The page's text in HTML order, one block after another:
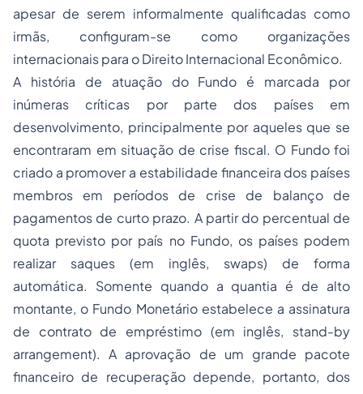
apesar de serem informalmente qualificadas como
irmãs, configuram-se como organizações
internacionais para o Direito Internacional Econômico.
A história de atuação do Fundo é marcada por
inúmeras críticas por parte dos países em
desenvolvimento, principalmente por aqueles que se
encontraram em situação de crise fiscal. O Fundo foi
criado a promover a estabilidade financeira dos países
membros em períodos de crise de balanço de
pagamentos de curto prazo. A partir do percentual de
quota previsto por país no Fundo, os países podem
realizar saques (em inglês, swaps) de forma
automática. Somente quando a quantia é de alto
montante, o Fundo Monetário estabelece a assinatura
de contrato de empréstimo (em inglês, stand-by
arrangement). A aprovação de um grande pacote
financeiro de recuperação depende, portanto, dos